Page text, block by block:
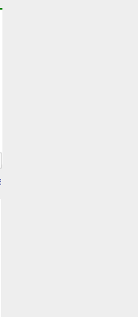
Kriegsfolgen